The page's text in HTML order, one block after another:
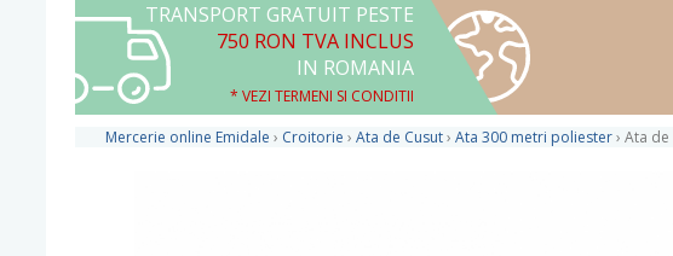
TRANSPORT GRATUIT PESTE
750 RON TVA INCLUS
IN ROMANIA
* VEZI TERMENI SI CONDITII
Mercerie online Emidale › Croitorie › Ata de Cusut› Ata 300 metri poliester› Ata de